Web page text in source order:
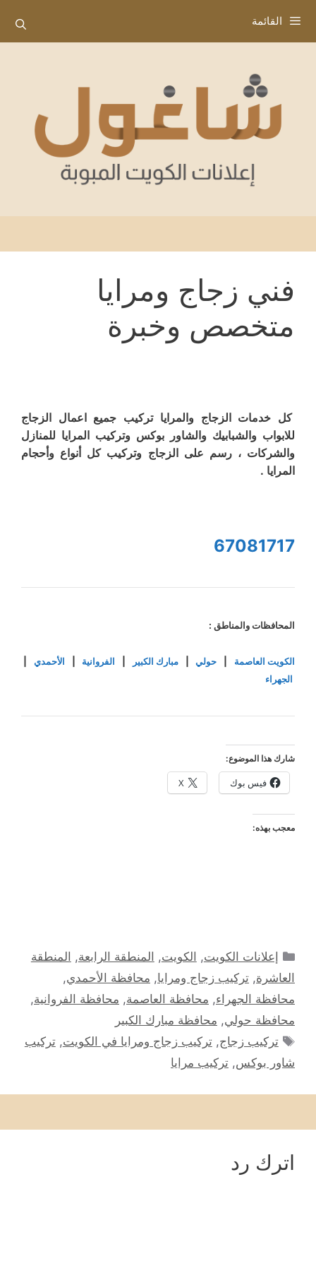
إلى
المحتوى
القائمة
فني زجاج ومرايا
متخصص وخبرة
كل خدمات الزجاج والمرايا تركيب جميع اعمال الزجاج
للابواب والشبابيك والشاور بوكس وتركيب المرايا للمنازل
والشركات ، رسم على الزجاج وتركيب كل أنواع وأحجام
المرايا .
67081717
المحافظات والمناطق :
الكويت العاصمة حولي|مبارك الكبير الفروانية الأحمدي
الجهراء
شارك هذا الموضوع:
فيس بوك X
معجب بهذه:
التصنيفات
إعلانات الكويت, الكويت, المنطقة الرابعة, المنطقة
العاشرة, تركيب زجاج ومرايا, محافظة الأحمدي,
محافظة الجهراء, محافظة العاصمة, محافظة الفروانية,
محافظة حولي, محافظة مبارك الكبير
الوسوم
تركيب زجاج,تركيب زجاج ومرايا في الكويت,تركيب
شاور بوكس, تركيب مرايا
اترك رد